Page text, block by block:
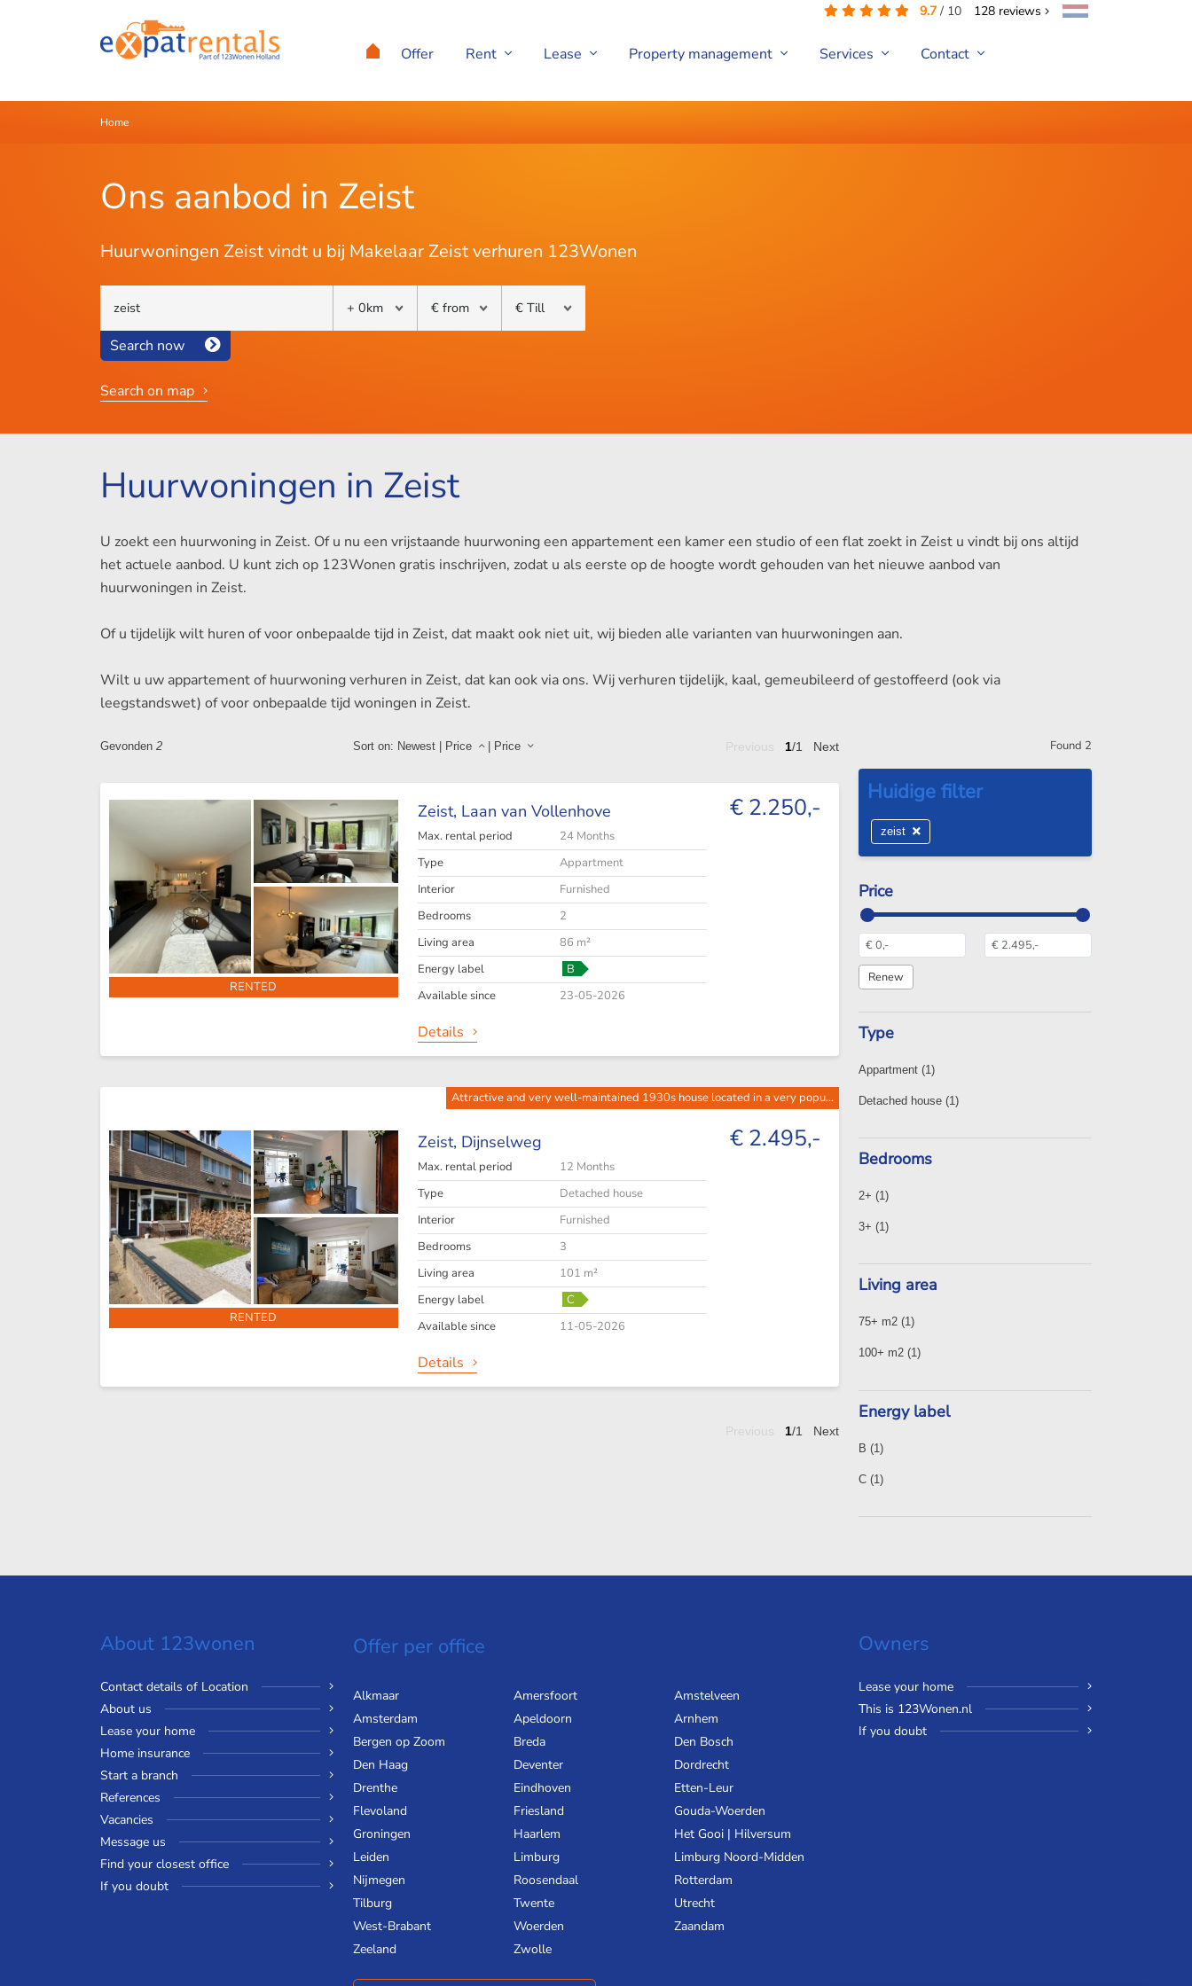
9.7 / 10 128 reviews
Offer Rent Lease Property management Services Contact
Home
Ons aanbod in Zeist
Huurwoningen Zeist vindt u bij Makelaar Zeist verhuren 123Wonen
Search now
Search on map
Huurwoningen in Zeist
U zoekt een huurwoning in Zeist. Of u nu een vrijstaande huurwoning een appartement een kamer een studio of een flat zoekt in Zeist u vindt bij ons altijd
het actuele aanbod. U kunt zich op 123Wonen gratis inschrijven, zodat u als eerste op de hoogte wordt gehouden van het nieuwe aanbod van
huurwoningen in Zeist.
Of u tijdelijk wilt huren of voor onbepaalde tijd in Zeist, dat maakt ook niet uit, wij bieden alle varianten van huurwoningen aan.
Wilt u uw appartement of huurwoning verhuren in Zeist, dat kan ook via ons. Wij verhuren tijdelijk, kaal, gemeubileerd of gestoffeerd (ook via
leegstandswet) of voor onbepaalde tijd woningen in Zeist.
Gevonden 2 Sort on: Newest| Price | Price 1/1 Next
€ 2.250,-
RENTED
Zeist, Laan van Vollenhove
Max. rental period
24 Months
Type
Appartment
Interior
Furnished
Bedrooms
2
Living area
86 m²
Energy label
B
Available since
23-05-2026
Details
Attractive and very well-maintained 1930s house located in a very popu...
€ 2.495,-
RENTED
Zeist, Dijnselweg
Max. rental period
12 Months
Type
Detached house
Interior
Furnished
Bedrooms
3
Living area
101 m²
Energy label
C
Available since
11-05-2026
Details
1/1 Next
Found 2
zeist
Price
Type
Appartment (1)
Detached house (1)
Bedrooms
2+ (1)
3+ (1)
Living area
75+ m2 (1)
100+ m2 (1)
Energy label
B (1)
C (1)
About 123wonen
Contact details of Location
About us
Lease your home
Home insurance
Start a branch
References
Vacancies
Message us
Find your closest office
If you doubt
Offer per office
Alkmaar Amersfoort
Amstelveen
Amsterdam
Apeldoorn
Arnhem
Bergen op Zoom
Breda
Den Bosch
Den Haag
Deventer
Dordrecht
Drenthe
Eindhoven
Etten-Leur
Flevoland
Friesland
Gouda-Woerden
Groningen
Haarlem
Het Gooi | Hilversum
Leiden
Limburg
Limburg Noord-Midden
Nijmegen
Roosendaal
Rotterdam
Tilburg
Twente
Utrecht
West-Brabant
Woerden
Zaandam
Zeeland
Zwolle
Owners
Lease your home
This is 123Wonen.nl
If you doubt